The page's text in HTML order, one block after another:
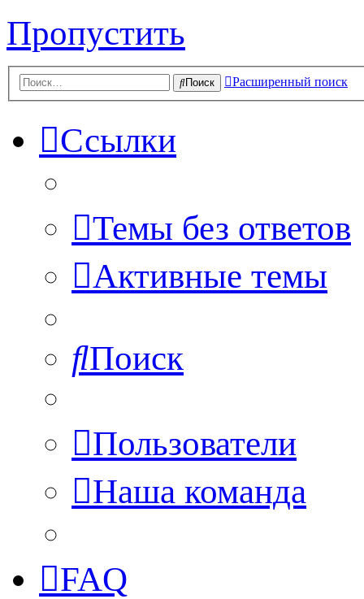
Пропустить
Поиск Расширенный поиск
Ссылки
Темы без ответов
Активные темы
Поиск
Пользователи
Наша команда
FAQ